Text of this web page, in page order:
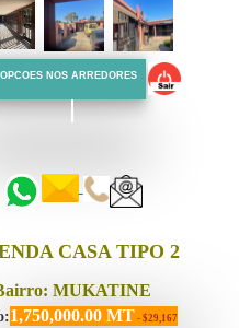
NOS ARREDORES
CASA TIPO 2
MUKATINE
1,750,000.00 MT - $29,167